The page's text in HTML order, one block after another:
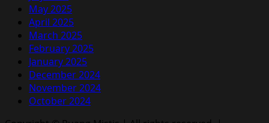
May 2025
April 2025
March 2025
February 2025
January 2025
December 2024
November 2024
October 2024